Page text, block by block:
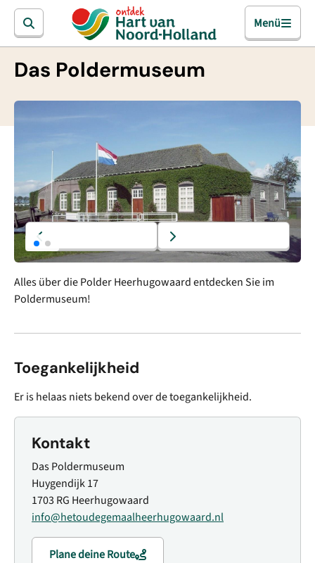
Menü
Das Poldermuseum
Alles über die Polder Heerhugowaard entdecken Sie im
Poldermuseum!
Toegankelijkheid
Er is helaas niets bekend over de toegankelijkheid.
Kontakt
Das Poldermuseum
Huygendijk 17
1703 RG Heerhugowaard
info@hetoudegemaalheerhugowaard.nl
Plane deine Route